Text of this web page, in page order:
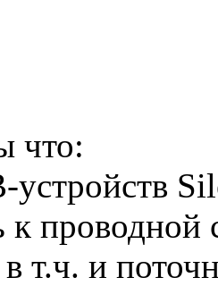
что:
устройств
к проводной
в т.ч. и